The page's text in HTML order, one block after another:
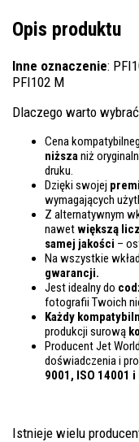
Opis produktu
Inne oznaczenie:
PFI102 M
Dlaczego warto wybrać
Cena
niższaniż
druku.
Dzięki swojej
wymagających
Z alternatywnym
nawetwiększą
samej jakości –
Na wszystkie
gwarancji.
Jest idealny do
fotografii Twoich
Każdy
produkcji surową
Producent Jet
doświadczenia i
9001, ISO 14001 i
Istnieje wielu